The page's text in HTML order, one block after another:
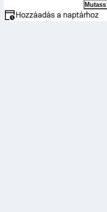
Hozzáadás a naptárhoz